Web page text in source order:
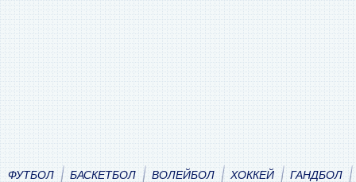
ФУТБОЛ БАСКЕТБОЛ ВОЛЕЙБОЛ ХОККЕЙ ГАНДБОЛ